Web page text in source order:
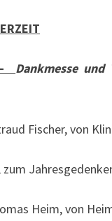
Dankmesse und
Fischer, von
Heim, von